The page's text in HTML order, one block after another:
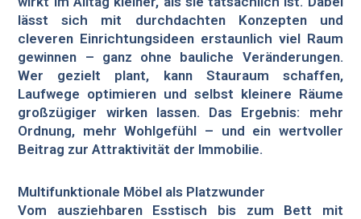
lässt sich mit durchdachten Konzepten und
cleveren Einrichtungsideen erstaunlich viel Raum
gewinnen – ganz ohne bauliche Veränderungen.
Wer gezielt plant, kann Stauraum schaffen,
Laufwege optimieren und selbst kleinere Räume
großzügiger wirken lassen. Das Ergebnis: mehr
Ordnung, mehr Wohlgefühl – und ein wertvoller
Beitrag zur Attraktivität der Immobilie.
Multifunktionale Möbel als Platzwunder
Vom ausziehbaren Esstisch bis zum Bett mit